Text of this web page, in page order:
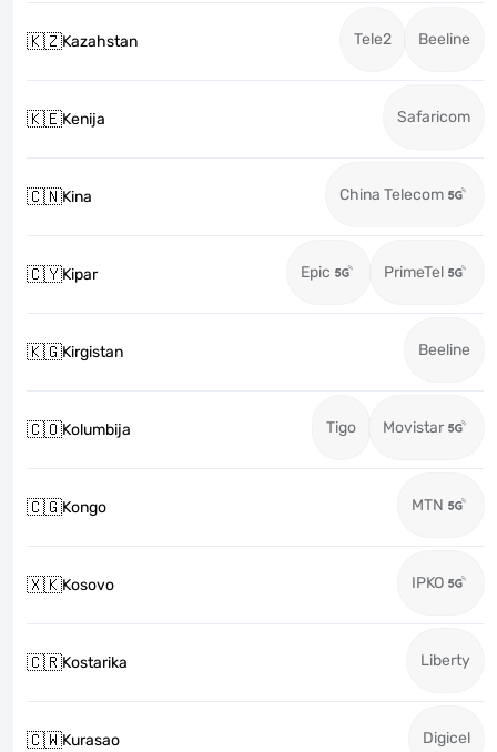
🇰🇿Kazahstan Tele2 Beeline
🇰🇪Kenija Safaricom
🇨🇳Kina China Telecom
🇨🇾Kipar Epic PrimeTel
🇰🇬Kirgistan Beeline
🇨🇴Kolumbija Tigo Movistar
🇨🇬Kongo MTN
🇽🇰Kosovo IPKO
🇨🇷Kostarika Liberty
🇨🇼Kurasao Digicel